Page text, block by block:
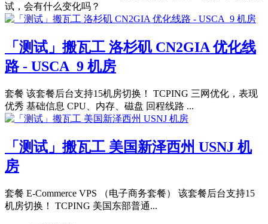
试，会有什么变化吗？
「测试」搬瓦工 洛杉矶 CN2GIA 优化线
路 - USCA_9 机房
套餐 该套餐后台支持15机房切换！ TCPING 三网优化，表现
优秀 基础信息 CPU、内存、磁盘 回程线路 ...
「测试」搬瓦工 美国新泽西州 USNJ 机
房
套餐 E-Commerce VPS （电子商务套餐） 该套餐后台支持15
机房切换！ TCPING 美国东部普通...